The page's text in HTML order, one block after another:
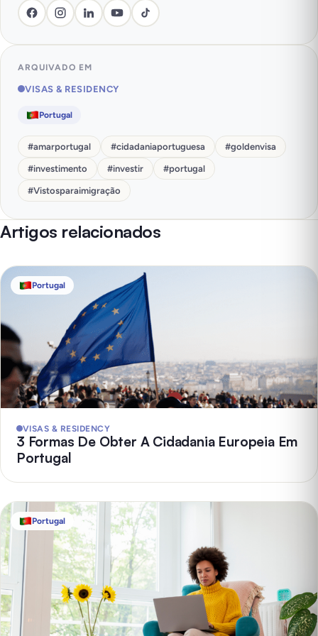
ARQUIVADO EM
VISAS & RESIDENCY
Portugal
#amarportugal #cidadaniaportuguesa #goldenvisa
#investimento #investir #portugal
#Vistosparaimigração
Artigos relacionados
Portugal
VISAS & RESIDENCY
3 Formas De Obter A Cidadania Europeia Em
Portugal
Portugal